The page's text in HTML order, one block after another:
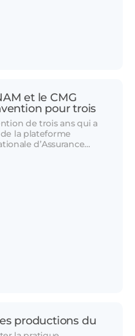
et le CMG
pour trois
de trois ans qui a
la plateforme
d’Assurance…
productions du